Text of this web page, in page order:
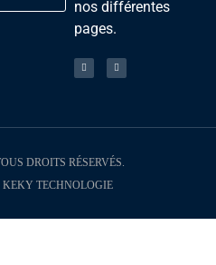
nos différentes
pages.
DROITS RÉSERVÉS.
KEKY TECHNOLOGIE